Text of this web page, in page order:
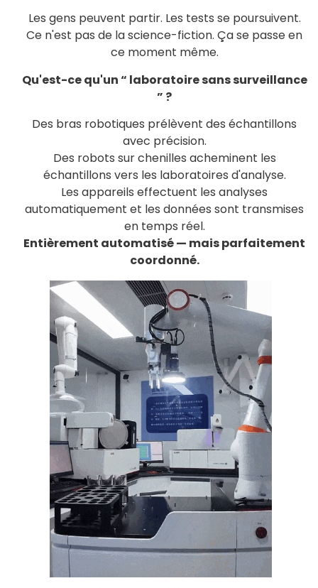
Les gens peuvent partir. Les tests se poursuivent.
Ce n'est pas de la science-fiction. Ça se passe en
ce moment même.
Qu'est-ce qu'un “ laboratoire sans surveillance
” ?
Des bras robotiques prélèvent des échantillons
avec précision.
Des robots sur chenilles acheminent les
échantillons vers les laboratoires d'analyse.
Les appareils effectuent les analyses
automatiquement et les données sont transmises
en temps réel.
Entièrement automatisé — mais parfaitement
coordonné.